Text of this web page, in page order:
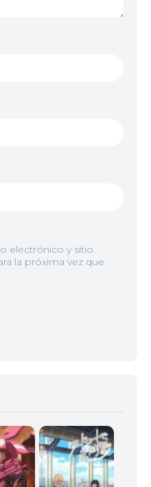
t/p/w92/
electrónico y sitio
la próxima vez que